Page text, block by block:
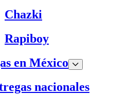
Chazki
Rapiboy
en México
nacionales